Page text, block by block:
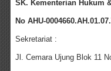
SK. Kementerian Hukum
No AHU-
Sekretariat :
Jl. Cemara Ujung Blok 11